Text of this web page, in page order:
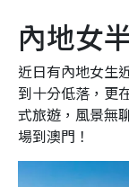
內地女
近日有內地女生
到十分低落，更
式旅遊，風景無
場到澳門！